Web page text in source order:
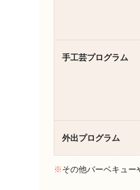
手工芸プログラム
外出プログラム
※その他バーベキュー